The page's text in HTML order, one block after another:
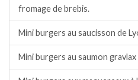
fromage de brebis.
Mini burgers au saucisson de
Mini burgers au saumon